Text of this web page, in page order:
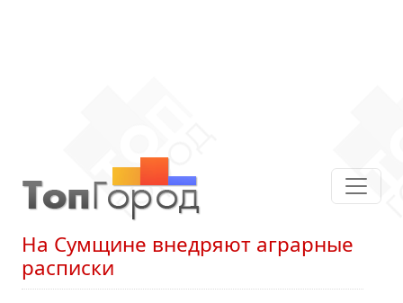
На Сумщине внедряют аграрные
расписки